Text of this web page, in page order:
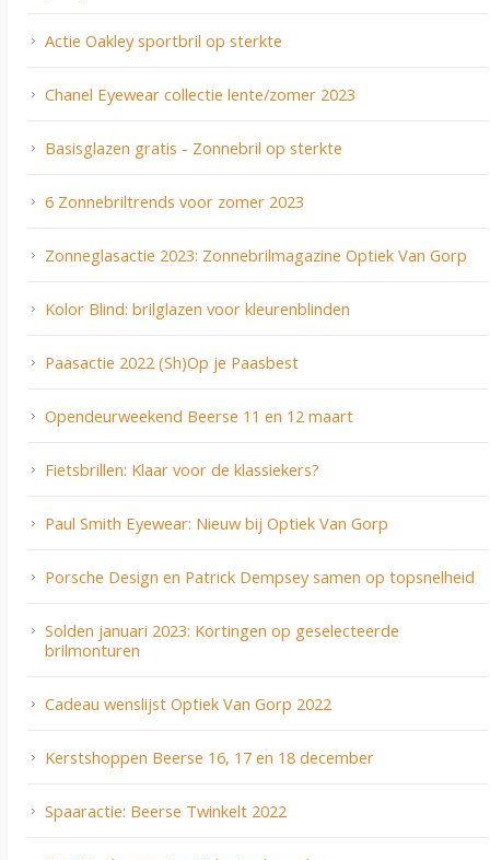
Actie Oakley sportbril op sterkte
Chanel Eyewear collectie lente/zomer 2023
Basisglazen gratis - Zonnebril op sterkte
6 Zonnebriltrends voor zomer 2023
Zonneglasactie 2023: Zonnebrilmagazine Optiek Van Gorp
Kolor Blind: brilglazen voor kleurenblinden
Paasactie 2022 (Sh)Op je Paasbest
Opendeurweekend Beerse 11 en 12 maart
Fietsbrillen: Klaar voor de klassiekers?
Paul Smith Eyewear: Nieuw bij Optiek Van Gorp
Porsche Design en Patrick Dempsey samen op topsnelheid
Solden januari 2023: Kortingen op geselecteerde
brilmonturen
Cadeau wenslijst Optiek Van Gorp 2022
Kerstshoppen Beerse 16, 17 en 18 december
Spaaractie: Beerse Twinkelt 2022